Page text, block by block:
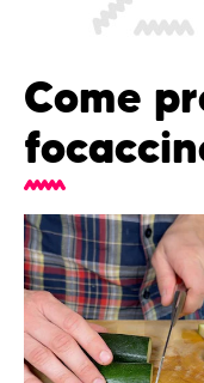
Come